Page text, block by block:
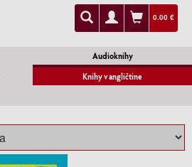
0.00 €
Audioknihy
Knihy v angličtine